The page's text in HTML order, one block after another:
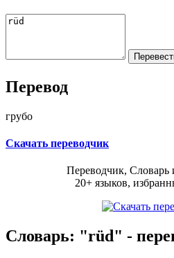
Перевод
грубо
Скачать переводчик
Переводчик, Словарь
20+ языков,
Словарь: "rüd" -